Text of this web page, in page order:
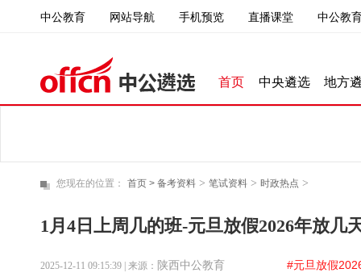
中公教育 网站导航 手机预览 直播课堂 中公教
首页 中央遴选 地方
您现在的位置： 首页 > 备考资料 > 笔试资料 > 时政热点 >
1月4日上周几的班-元旦放假2026年放几
2025-12-11 09:15:39 | 来源： 陕西中公教育 #元旦放假